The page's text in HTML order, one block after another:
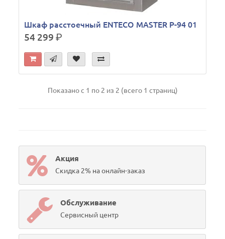
Шкаф расстоечный ENTECO MASTER Р-94 01
54 299р.
Показано с 1 по 2 из 2 (всего 1 страниц)
Акция
Скидка 2% на онлайн-заказ
Обслуживание
Сервисный центр